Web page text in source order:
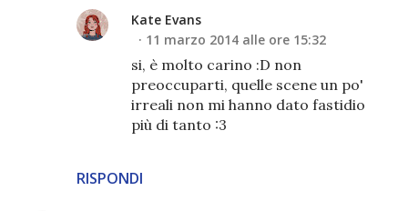
RISPONDI
Kate Evans
11 marzo 2014 alle ore 15:32
si, è molto carino :D non
preoccuparti, quelle scene un po'
irreali non mi hanno dato fastidio
più di tanto :3